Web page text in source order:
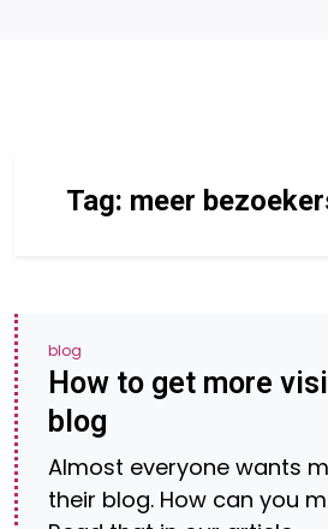
Tag: meer
blog
How to get more
blog
Almost everyone wants
their blog. How can you